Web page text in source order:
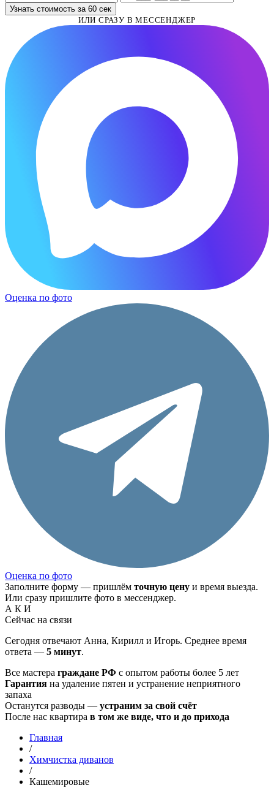
Узнать стоимость за 60 сек
ИЛИ СРАЗУ В МЕССЕНДЖЕР
Оценка по фото
Оценка по фото
Заполните форму — пришлём точную цену и время выезда.
Или сразу пришлите фото в мессенджер.
А К И
Сейчас на связи
Сегодня отвечают Анна, Кирилл и Игорь. Среднее время
ответа — 5 минут.
Все мастера граждане РФ с опытом работы более 5 лет
Гарантия на удаление пятен и устранение неприятного
запаха
Останутся разводы — устраним за свой счёт
После нас квартира в том же виде, что и до прихода
Главная
/
Химчистка диванов
/
Кашемировые